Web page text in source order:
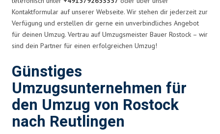
Kontaktformular auf unserer Webseite. Wir stehen dir jederzeit zur
Verfügung und erstellen dir gerne ein unverbindliches Angebot
für deinen Umzug. Vertrau auf Umzugsmeister Bauer Rostock – wir
sind dein Partner für einen erfolgreichen Umzug!
Günstiges
Umzugsunternehmen für
den Umzug von Rostock
nach Reutlingen